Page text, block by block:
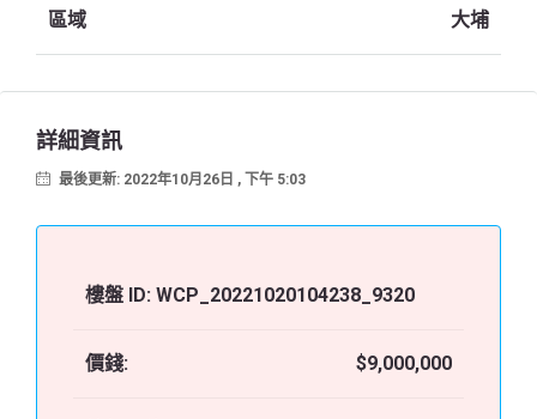
區域 大埔
詳細資訊
最後更新: 2022年10月26日 , 下午 5:03
樓盤 ID: WCP_20221020104238_9320
價錢: $9,000,000